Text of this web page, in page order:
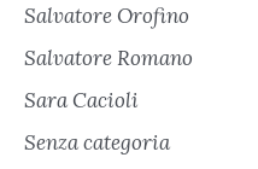
Salvatore Orofino
Salvatore Romano
Sara Cacioli
Senza categoria